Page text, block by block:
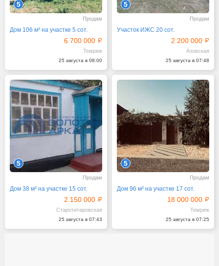
5
Продам
Дом 106 м² на участке 5 сот.
6 700 000
Темрюк
25 августа в 08:00
5
Продам
Участок ИЖС 20 сот.
2 200 000
Азовская
25 августа в 07:48
5
Продам
Дом 38 м² на участке 15 сот.
2 150 000
Старотитаровская
25 августа в 07:43
5
Продам
Дом 96 м² на участке 17 сот.
18 000 000
Темрюк
25 августа в 07:25